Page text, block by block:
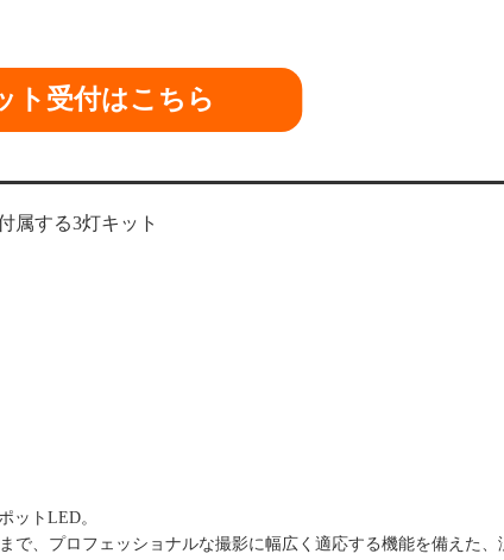
ト受付はこちら
属する3灯キット
ットLED。
で、プロフェッショナルな撮影に幅広く適応する機能を備えた、